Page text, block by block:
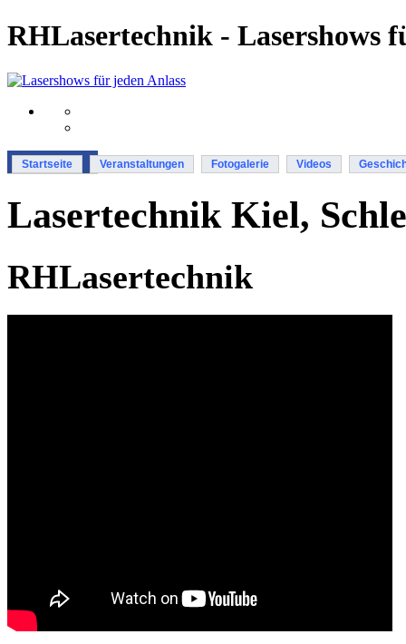
RHLasertechnik - Lasershows
Startseite Veranstaltungen Fotogalerie Videos
Lasertechnik Kiel,
RHLasertechnik